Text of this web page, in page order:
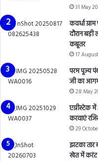
31 May
कवर्धा
दौरान
कबूतर
17
परम पूज्य
जी का
28 May
एग्रीस्टेक
करवाएं
29
झटका तार
खेत में करंट